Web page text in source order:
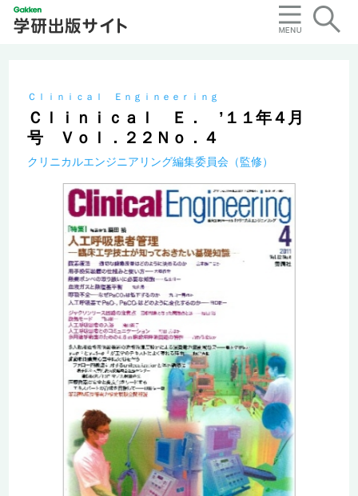
Ｃｌｉｎｉｃａｌ Ｅｎｇｉｎｅｅｒｉｎｇ
Ｃｌｉｎｉｃａｌ Ｅ． ’１１年４月
号 Ｖｏｌ．２２Ｎｏ．４
クリニカルエンジニアリング編集委員会（監修）